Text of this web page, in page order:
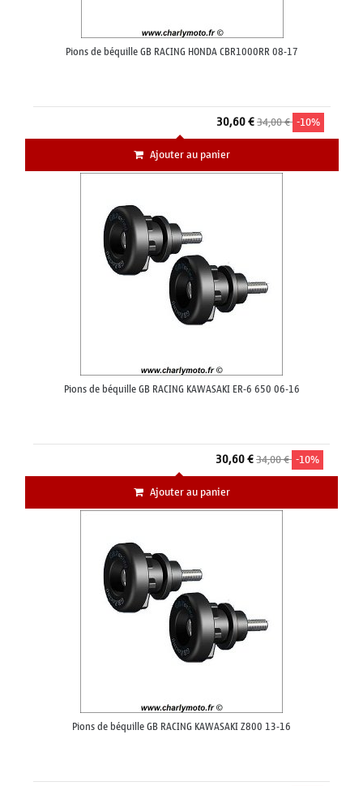
Pions de béquille GB RACING HONDA CBR1000RR 08-17
30,60 €34,00 € -10%
Ajouter au panier
Pions de béquille GB RACING KAWASAKI ER-6 650 06-16
30,60 €34,00 € -10%
Ajouter au panier
Pions de béquille GB RACING KAWASAKI Z800 13-16